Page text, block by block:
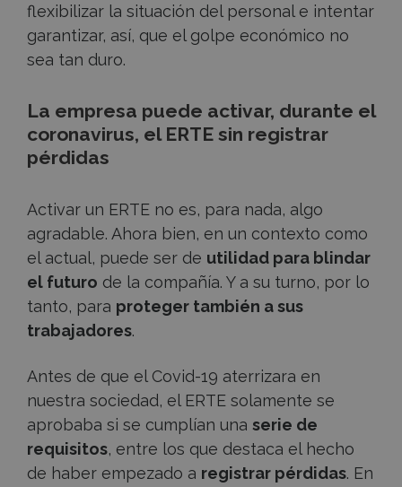
flexibilizar la situación del personal e intentar
garantizar, así, que el golpe económico no
sea tan duro.
La empresa puede activar, durante el
coronavirus, el ERTE sin registrar
pérdidas
Activar un ERTE no es, para nada, algo
agradable. Ahora bien, en un contexto como
el actual, puede ser de utilidad para blindar
el futuro de la compañía. Y a su turno, por lo
tanto, para proteger también a sus
trabajadores.
Antes de que el Covid-19 aterrizara en
nuestra sociedad, el ERTE solamente se
aprobaba si se cumplían una serie de
requisitos, entre los que destaca el hecho
de haber empezado a registrar pérdidas. En